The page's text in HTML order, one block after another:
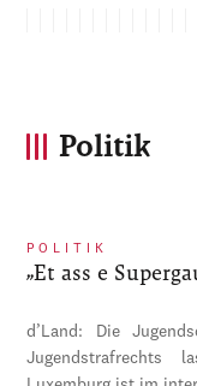
Politik
POLITIK
„Et ass e
d’Land: Die
Jugendstrafrechts